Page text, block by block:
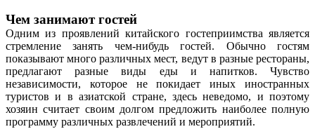
Чем занимают гостей
Одним из проявлений китайского гостеприимства является
стремление занять чем-нибудь гостей. Обычно гостям
показывают много различных мест, ведут в разные рестораны,
предлагают разные виды еды и напитков. Чувство
независимости, которое не покидает иных иностранных
туристов и в азиатской стране, здесь неведомо, и поэтому
хозяин считает своим долгом предложить наиболее полную
программу различных развлечений и мероприятий.